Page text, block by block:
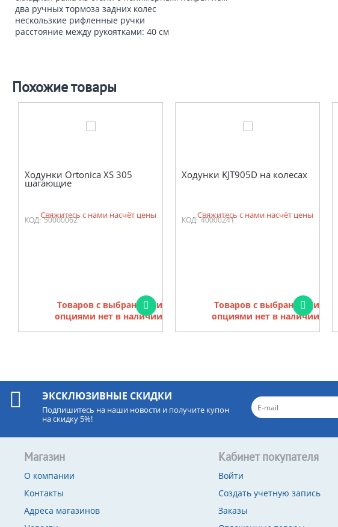
два ручных тормоза задних колес
нескользкие рифленные ручки
расстояние между рукоятками: 40 см
Похожие товары
Ходунки Ortonica XS 305
шагающие
КОД: 50000062
Свяжитесь с нами насчёт цены
Товаров с выбранными
опциями нет в наличии
Ходунки KJT905D на колесах
КОД: 40000241
Свяжитесь с нами насчёт цены
Товаров с выбранными
опциями нет в наличии
ЭКСКЛЮЗИВНЫЕ СКИДКИ
Подпишитесь на наши новости и получите купон
на скидку 5%!
Магазин
О компании
Контакты
Адреса магазинов
Кабинет покупателя
Войти
Создать учетную запись
Заказы